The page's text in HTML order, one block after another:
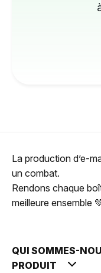
La production d’e-
un combat.
Rendons chaque
meilleure ensemble
QUI SOMMES-
PRODUIT